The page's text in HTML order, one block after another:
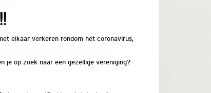
elkaar verkeren rondom het coronavirus,
je op zoek naar een gezellige vereniging?